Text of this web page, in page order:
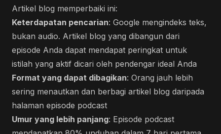
Artikel blog memperbaiki ini:
Keterdapatan pencarian: Google mengindeks teks,
bukan audio. Artikel blog yang dibangun dari
episode Anda dapat mendapat peringkat untuk
istilah yang aktif dicari oleh pendengar ideal Anda
Format yang dapat dibagikan: Orang jauh lebih
sering menautkan dan berbagi artikel blog daripada
halaman episode podcast
Umur yang lebih panjang: Episode podcast